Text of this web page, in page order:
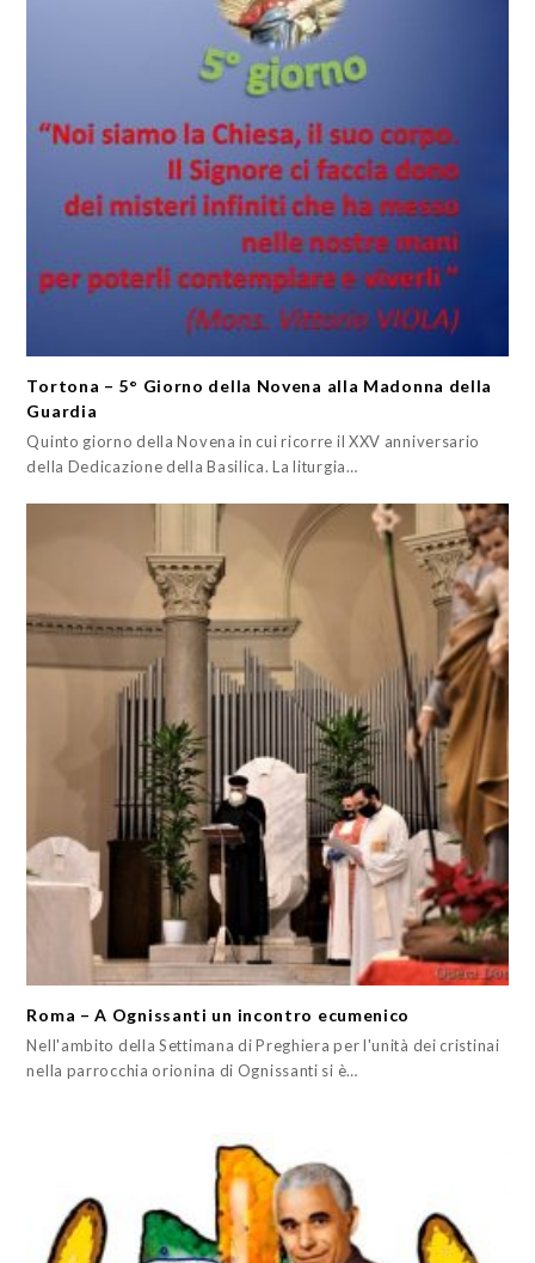
Tortona – 5° Giorno della Novena alla Madonna della
Guardia
Quinto giorno della Novena in cui ricorre il XXV anniversario
della Dedicazione della Basilica. La liturgia…
Roma – A Ognissanti un incontro ecumenico
Nell'ambito della Settimana di Preghiera per l'unità dei cristinai
nella parrocchia orionina di Ognissanti si è…